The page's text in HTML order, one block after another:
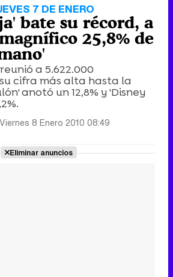
7 DE ENERO
bate su récord, a
25,8% de
a 5.622.000
cifra más alta hasta la
anotó un 12,8% y 'Disney
Viernes 8 Enero 2010 08:49
Eliminar anuncios